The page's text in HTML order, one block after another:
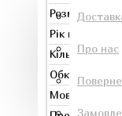
Про нас
Розміри
Рік видання
Кількість
Обкладинка
Мова